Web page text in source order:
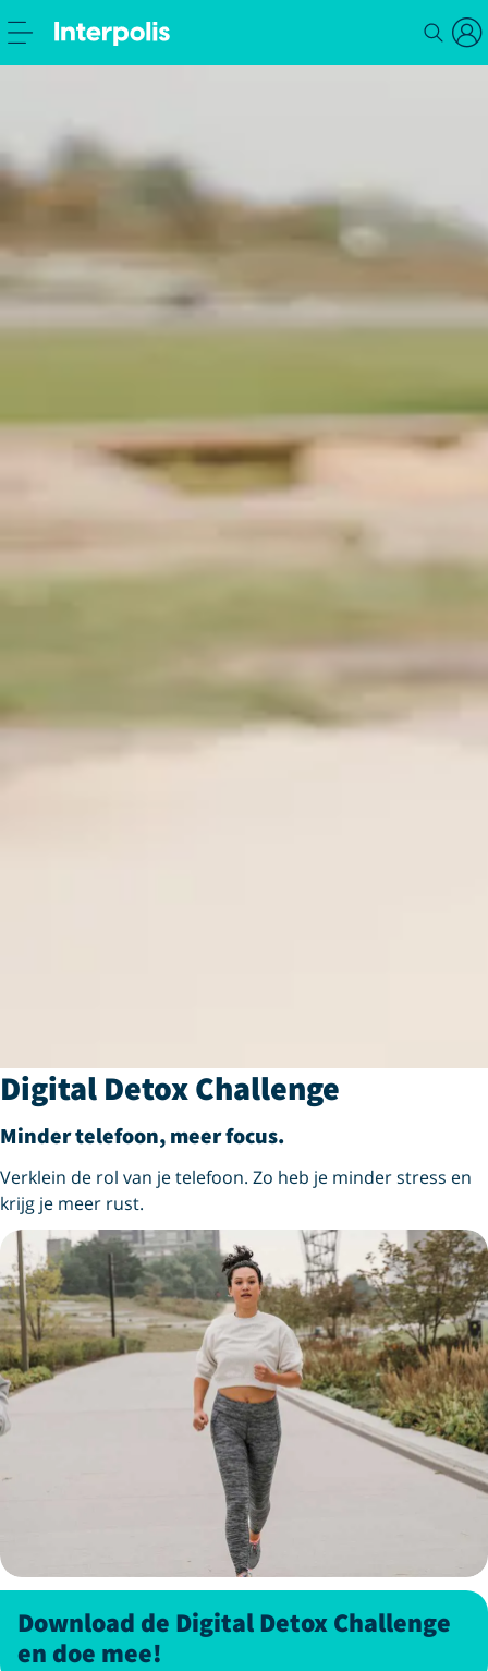
Digital Detox Challenge
Minder telefoon, meer focus.
Verklein de rol van je telefoon. Zo heb je minder stress en
krijg je meer rust.
Download de Digital Detox Challenge
en doe mee!